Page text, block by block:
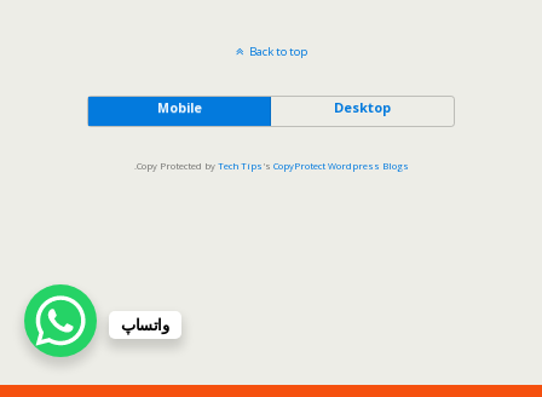
Back to top
Mobile Desktop
Copy Protected by Tech Tips 's CopyProtect Wordpress Blogs
.
واتساپ